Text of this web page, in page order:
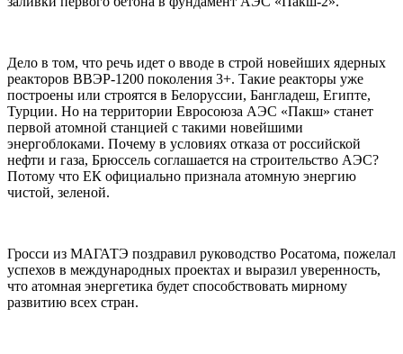
Дело в том, что речь идет о вводе в строй новейших ядерных
реакторов ВВЭР-1200 поколения 3+. Такие реакторы уже
построены или строятся в Белоруссии, Бангладеш, Египте,
Турции. Но на территории Евросоюза АЭС «Пакш» станет
первой атомной станцией с такими новейшими
энергоблоками. Почему в условиях отказа от российской
нефти и газа, Брюссель соглашается на строительство АЭС?
Потому что ЕК официально признала атомную энергию
чистой, зеленой.
Гросси из МАГАТЭ поздравил руководство Росатома, пожелал
успехов в международных проектах и выразил уверенность,
что атомная энергетика будет способствовать мирному
развитию всех стран.